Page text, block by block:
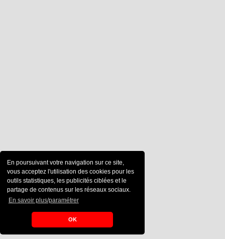
En poursuivant votre navigation sur ce site,
vous acceptez l'utilisation des cookies pour les
outils statistiques, les publicités ciblées et le
partage de contenus sur les réseaux sociaux.
En savoir plus/paramétrer
OK